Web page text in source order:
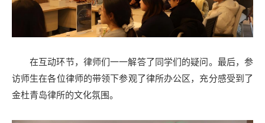
在互动环节，律师们一一解答了同学们的疑问。最后，参
访师生在各位律师的带领下参观了律所办公区，充分感受到了
金杜青岛律所的文化氛围。